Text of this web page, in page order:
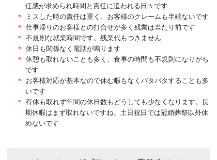
任感が求められ時間と責任に追われる日々です
ミスした時の責任は重く、お客様のクレームも半端ないです
仕事帰りのお客様との打合せが多く残業は当たり前です
不規則な就業時間です。残業代もつきません
休日も関係なく電話が鳴ります
休憩も取れないことも多く、食事の時間も不規則になりがち
です
お客様対応が基本なので休む暇もなくバタバタすることも多
いです
有休も取れず年間の休日数もどうしても少なくなります。長
期休暇はまず取れないですね。土日祝日では冠婚葬祭以外休
めないです